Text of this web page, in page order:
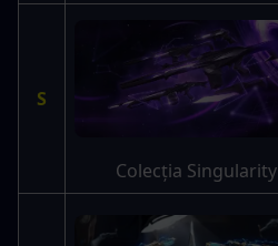
S
Colecția Singularity